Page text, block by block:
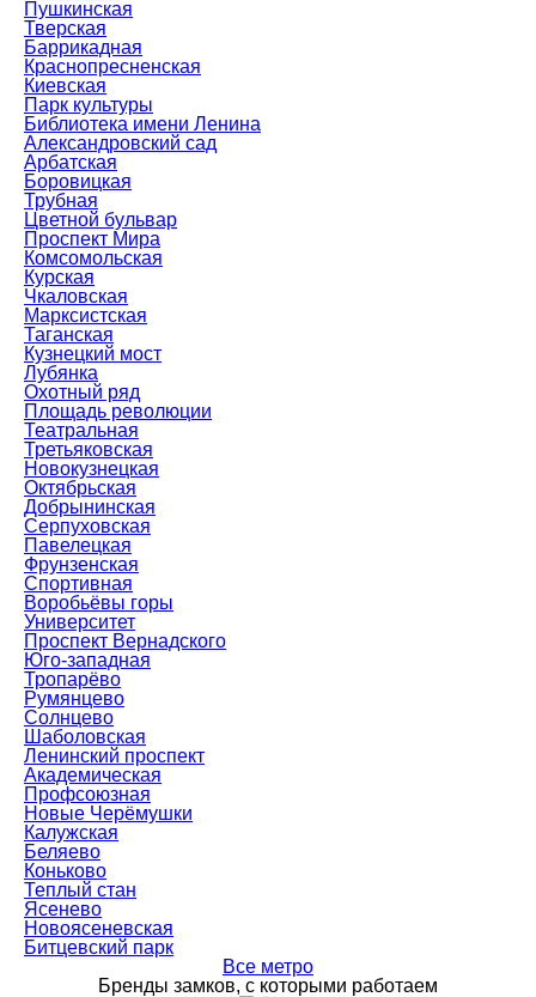
Пушкинская
Тверская
Баррикадная
Краснопресненская
Киевская
Парк культуры
Библиотека имени Ленина
Александровский сад
Арбатская
Боровицкая
Трубная
Цветной бульвар
Проспект Мира
Комсомольская
Курская
Чкаловская
Марксистская
Таганская
Кузнецкий мост
Лубянка
Охотный ряд
Площадь революции
Театральная
Третьяковская
Новокузнецкая
Октябрьская
Добрынинская
Серпуховская
Павелецкая
Фрунзенская
Спортивная
Воробьёвы горы
Университет
Проспект Вернадского
Юго-западная
Тропарёво
Румянцево
Солнцево
Шаболовская
Ленинский проспект
Академическая
Профсоюзная
Новые Черёмушки
Калужская
Беляево
Коньково
Теплый стан
Ясенево
Новоясеневская
Битцевский парк
Все метро
Бренды замков, с которыми работаем